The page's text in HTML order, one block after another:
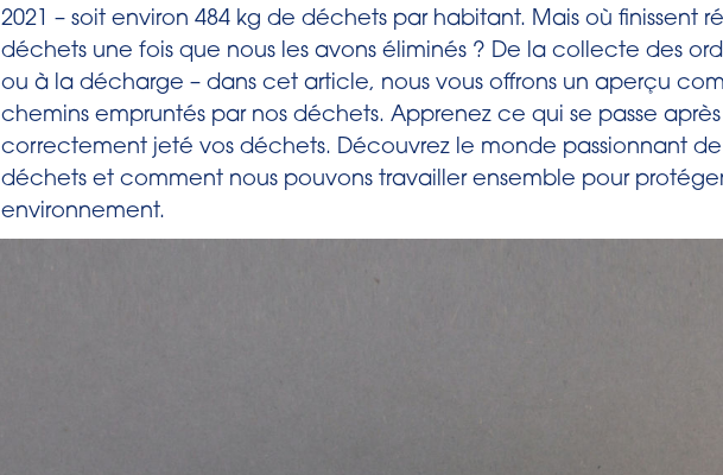
2021 – soit environ 484 kg de déchets par habitant. Mais où finissent
déchets une fois que nous les avons éliminés ? De la collecte des
ou à la décharge – dans cet article, nous vous offrons un aperçu
chemins empruntés par nos déchets. Apprenez ce qui se passe
correctement jeté vos déchets. Découvrez le monde passionnant
déchets et comment nous pouvons travailler ensemble pour
environnement.